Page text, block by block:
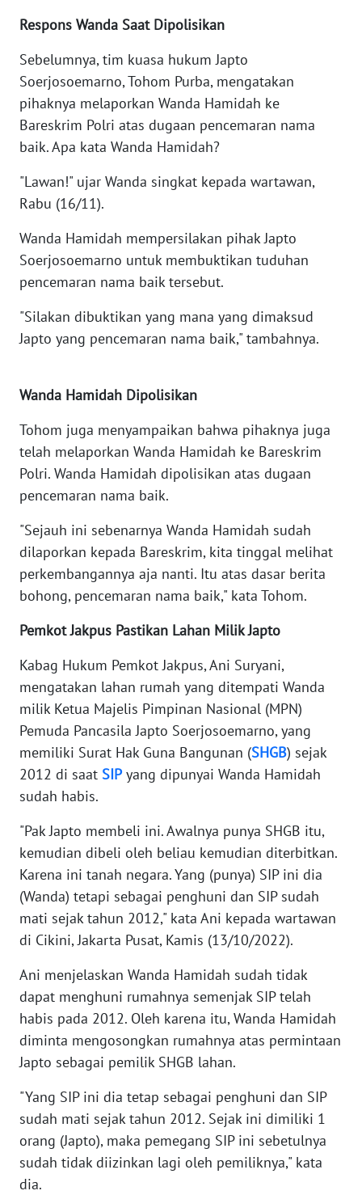
Respons Wanda Saat Dipolisikan
Sebelumnya, tim kuasa hukum Japto
Soerjosoemarno, Tohom Purba, mengatakan
pihaknya melaporkan Wanda Hamidah ke
Bareskrim Polri atas dugaan pencemaran nama
baik. Apa kata Wanda Hamidah?
"Lawan!" ujar Wanda singkat kepada wartawan,
Rabu (16/11).
Wanda Hamidah mempersilakan pihak Japto
Soerjosoemarno untuk membuktikan tuduhan
pencemaran nama baik tersebut.
"Silakan dibuktikan yang mana yang dimaksud
Japto yang pencemaran nama baik," tambahnya.
Wanda Hamidah Dipolisikan
Tohom juga menyampaikan bahwa pihaknya juga
telah melaporkan Wanda Hamidah ke Bareskrim
Polri. Wanda Hamidah dipolisikan atas dugaan
pencemaran nama baik.
"Sejauh ini sebenarnya Wanda Hamidah sudah
dilaporkan kepada Bareskrim, kita tinggal melihat
perkembangannya aja nanti. Itu atas dasar berita
bohong, pencemaran nama baik," kata Tohom.
Pemkot Jakpus Pastikan Lahan Milik Japto
Kabag Hukum Pemkot Jakpus, Ani Suryani,
mengatakan lahan rumah yang ditempati Wanda
milik Ketua Majelis Pimpinan Nasional (MPN)
Pemuda Pancasila Japto Soerjosoemarno, yang
memiliki Surat Hak Guna Bangunan (SHGB) sejak
2012 di saat SIPyang dipunyai Wanda Hamidah
sudah habis.
"Pak Japto membeli ini. Awalnya punya SHGB itu,
kemudian dibeli oleh beliau kemudian diterbitkan.
Karena ini tanah negara. Yang (punya) SIP ini dia
(Wanda) tetapi sebagai penghuni dan SIP sudah
mati sejak tahun 2012," kata Ani kepada wartawan
di Cikini, Jakarta Pusat, Kamis (13/10/2022).
Ani menjelaskan Wanda Hamidah sudah tidak
dapat menghuni rumahnya semenjak SIP telah
habis pada 2012. Oleh karena itu, Wanda Hamidah
diminta mengosongkan rumahnya atas permintaan
Japto sebagai pemilik SHGB lahan.
"Yang SIP ini dia tetap sebagai penghuni dan SIP
sudah mati sejak tahun 2012. Sejak ini dimiliki 1
orang (Japto), maka pemegang SIP ini sebetulnya
sudah tidak diizinkan lagi oleh pemiliknya," kata
dia.
KALTARA
WN
KALSEL
KALTIM
SULSEL
WN
WN
WN
WN
MALUT
DAIRI
WN
DANAU
NIAS
WN
LANGKAT
WN
TAPANULI
WN
TANJUNG
LESUNG
WN
KARO
WN
SIMALUNGUN
WN
LABUHANBATU
WN
TAPANULI
TENGAH
WN DELI